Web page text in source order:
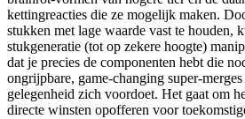
kettingreacties die ze mogelijk maken.
stukken met lage waarde vast te houden,
stukgeneratie (tot op zekere hoogte)
dat je precies de componenten hebt die
ongrijpbare, game-changing super-
gelegenheid zich voordoet. Het gaat om
directe winsten opofferen voor